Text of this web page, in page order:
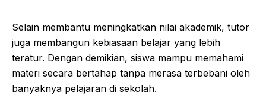
Selain membantu meningkatkan nilai akademik, tutor
juga membangun kebiasaan belajar yang lebih
teratur. Dengan demikian, siswa mampu memahami
materi secara bertahap tanpa merasa terbebani oleh
banyaknya pelajaran di sekolah.